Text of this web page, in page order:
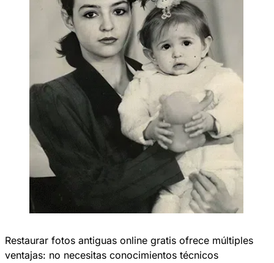
Restaurar fotos antiguas online gratis ofrece múltiples
ventajas: no necesitas conocimientos técnicos